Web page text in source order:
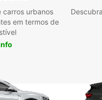
carros urbanos
em termos de